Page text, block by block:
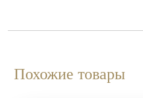
Похожие товары